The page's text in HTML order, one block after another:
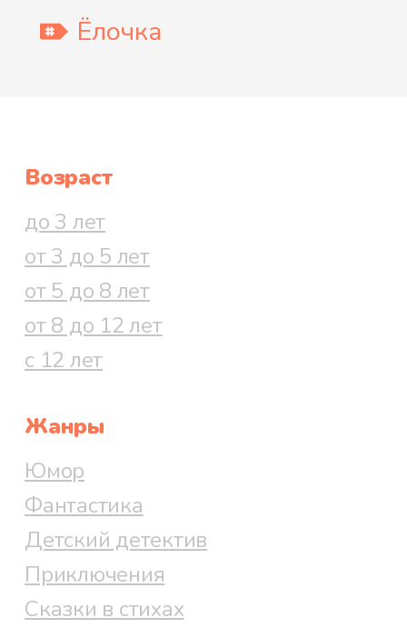
Ёлочка
Возраст
до 3 лет
от 3 до 5 лет
от 5 до 8 лет
от 8 до 12 лет
с 12 лет
Жанры
Юмор
Фантастика
Детский детектив
Приключения
Сказки в стихах